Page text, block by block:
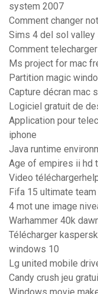
system 2007
Comment changer
Sims 4 del sol valley
Comment
Ms project for mac
Partition magic
Capture décran mac
Logiciel gratuit de
Application pour
iphone
Java runtime
Age of empires ii hd
Video
Fifa 15 ultimate
4 mot une image
Warhammer 40k
Télécharger
windows 10
Lg united mobile
Candy crush jeu